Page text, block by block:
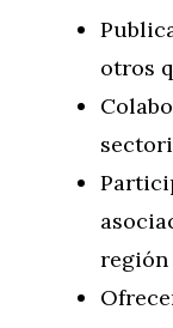
otros
región